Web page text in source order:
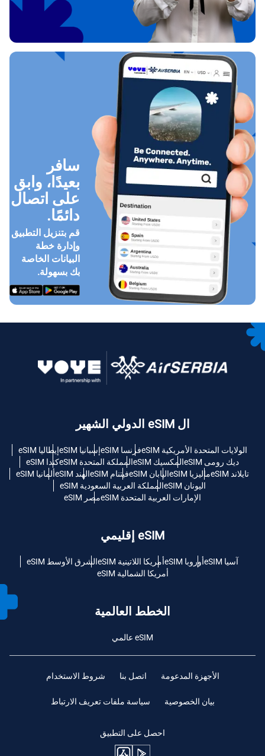
سافر
بعيدًا، وابق
على اتصال
دائمًا.
قم بتنزيل التطبيق
وإدارة خطة
البيانات الخاصة
بك بسهولة.
ال eSIM الدولي الشهير
الولايات المتحدة الأمريكية eSIM فرنسا eSIM إسبانيا eSIM
إيطاليا eSIM
ديك رومى eSIM
المكسيك eSIM المملكة المتحدة eSIM
كندا eSIM
تايلاند eSIM
ماليزيا eSIM اليابان eSIM فيتنام eSIM الهند eSIM
ألمانيا eSIM
اليونان eSIM
المملكة العربية السعودية eSIM
الإمارات العربية المتحدة eSIM
مصر eSIM
eSIM إقليمي
آسيا eSIM أوروبا eSIM أمريكا اللاتينية eSIM
الشرق الأوسط eSIM
أمريكا الشمالية eSIM
الخطط العالمية
eSIM عالمي
الأجهزة المدعومة اتصل بنا شروط الاستخدام
بيان الخصوصية سياسة ملفات تعريف الارتباط
احصل على التطبيق